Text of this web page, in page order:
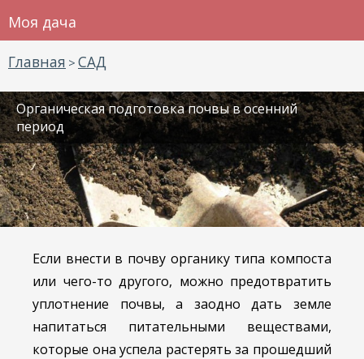
Моя дача
Главная > САД
Органическая подготовка почвы в осенний
период
Если внести в почву органику типа компоста
или чего-то другого, можно предотвратить
уплотнение почвы, а заодно дать земле
напитаться питательными веществами,
которые она успела растерять за прошедший